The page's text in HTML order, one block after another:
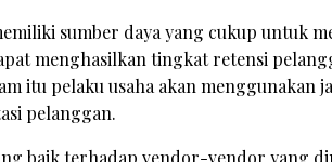
sumber daya yang cukup untuk
menghasilkan tingkat retensi
itu pelaku usaha akan menggunakan
pelanggan.
baik terhadap vendor-vendor yang